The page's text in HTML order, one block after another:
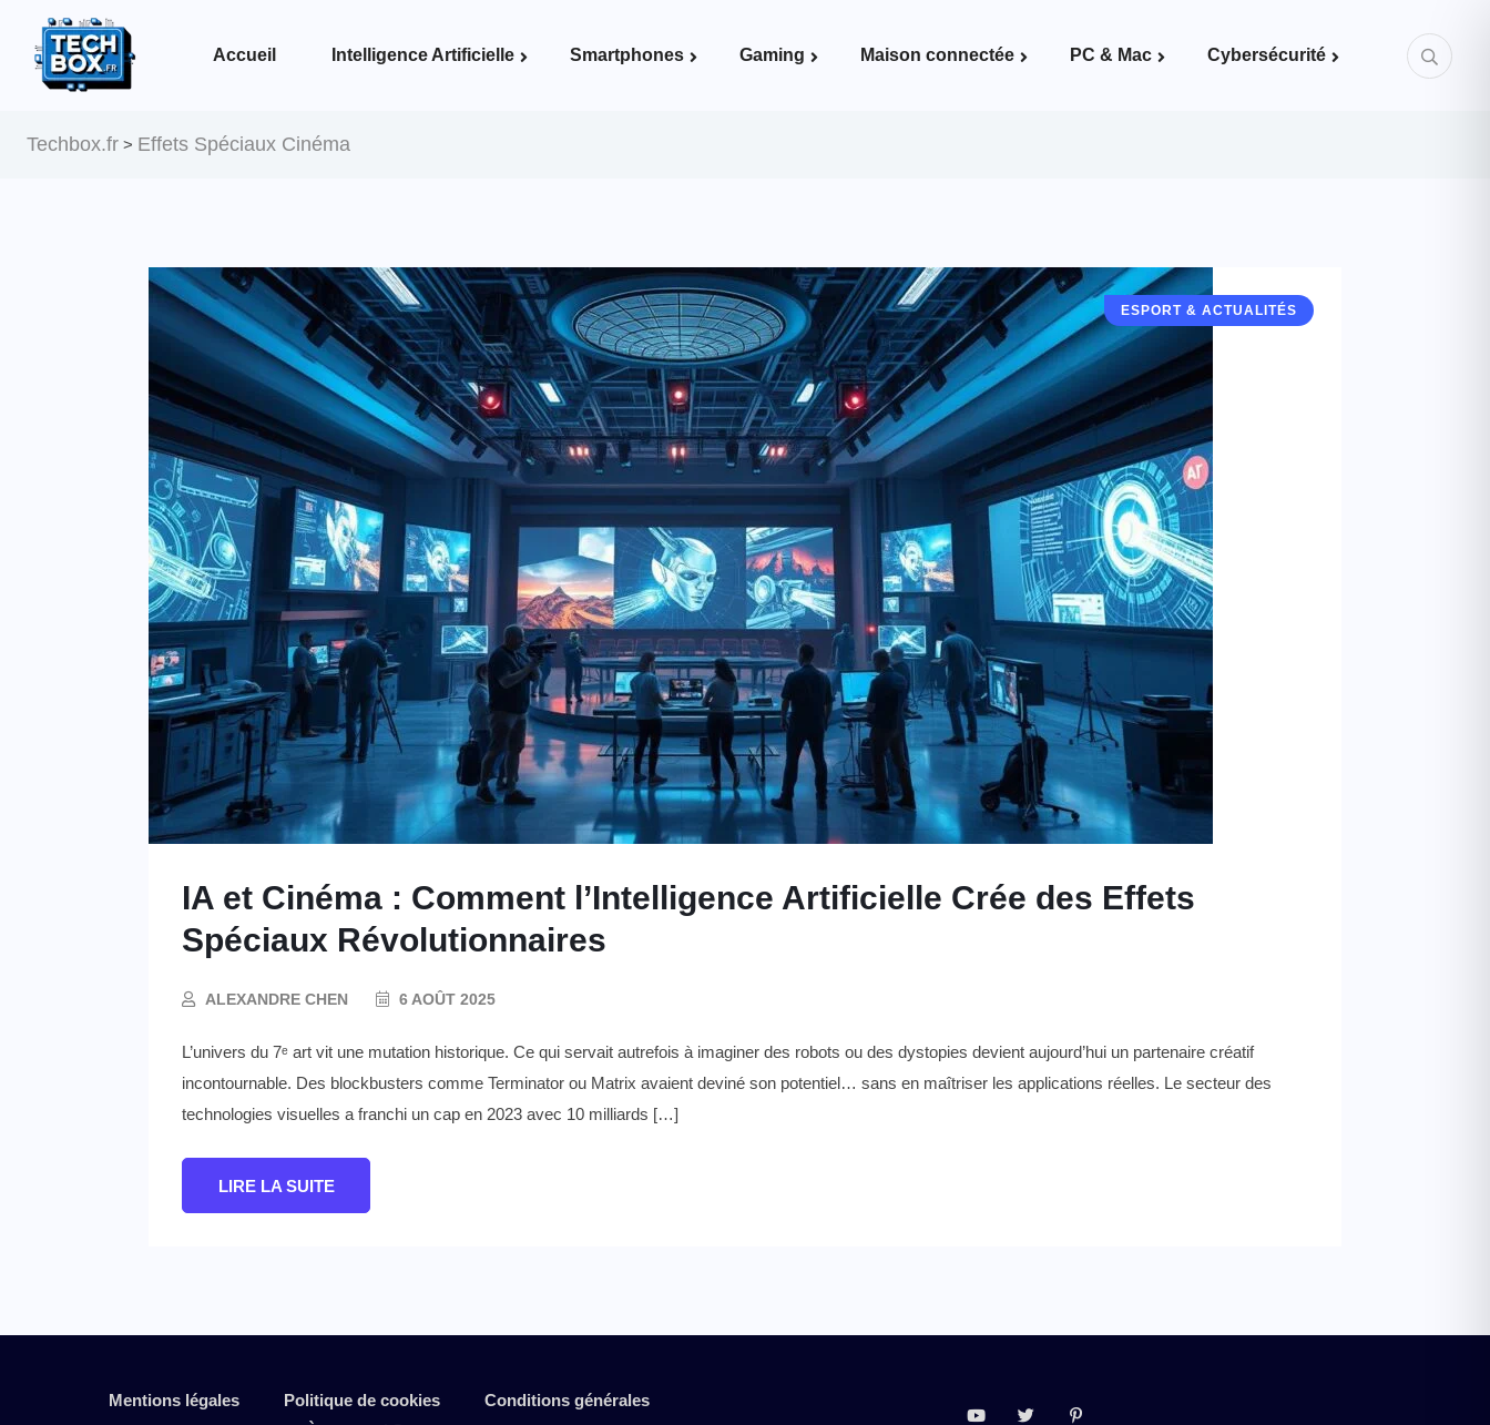
Accueil Intelligence Artificielle Smartphones Gaming Maison connectée PC & Mac Cybersécurité
Techbox.fr > Effets Spéciaux Cinéma
ESPORT & ACTUALITÉS
IA et Cinéma : Comment l’Intelligence Artificielle Crée des Effets
Spéciaux Révolutionnaires
ALEXANDRE CHEN 6 AOÛT 2025
L’univers du 7ᵉ art vit une mutation historique. Ce qui servait autrefois à imaginer des robots ou des dystopies devient aujourd’hui un partenaire créatif
incontournable. Des blockbusters comme Terminator ou Matrix avaient deviné son potentiel… sans en maîtriser les applications réelles. Le secteur des
technologies visuelles a franchi un cap en 2023 avec 10 milliards […]
LIRE LA SUITE
Mentions légales Politique de cookies
Conditions générales